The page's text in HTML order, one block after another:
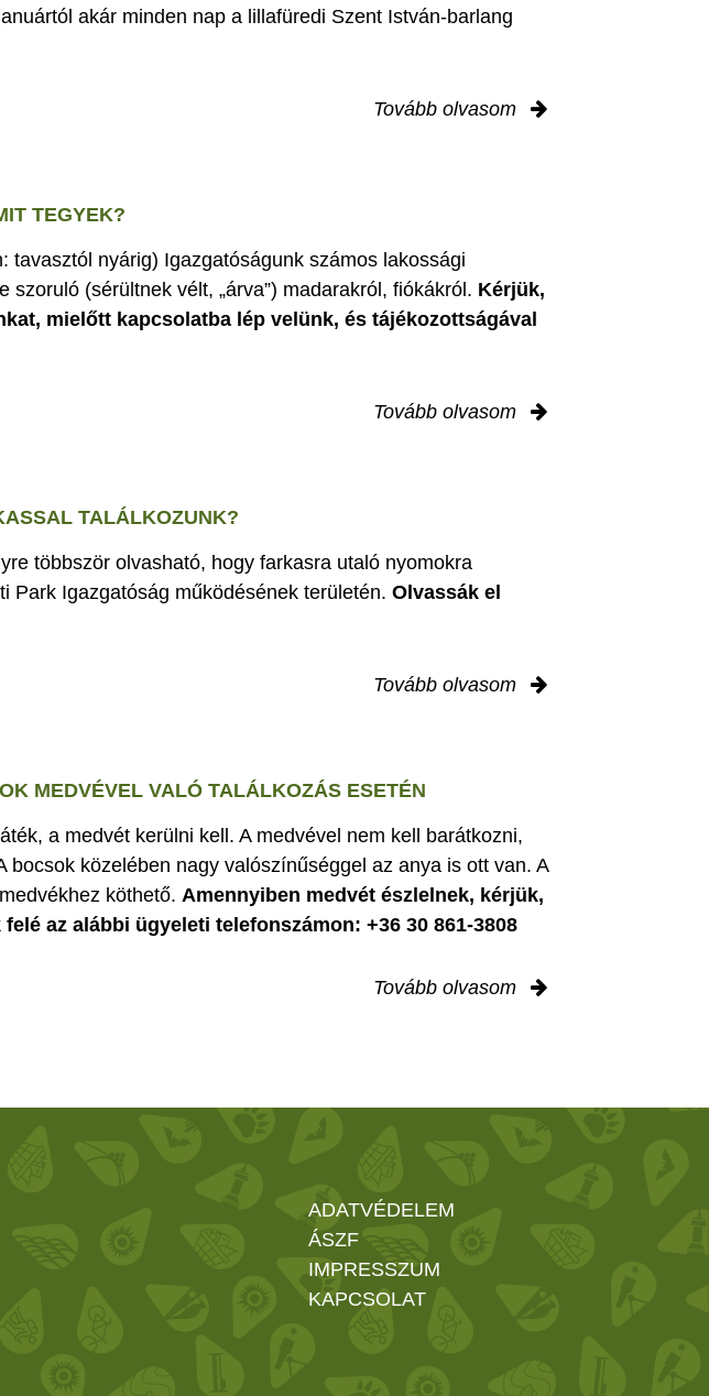
akár minden nap a lillafüredi Szent István-barlang
Tovább olvasom
TEGYEK?
tavasztól nyárig) Igazgatóságunk számos lakossági
szoruló (sérültnek vélt, „árva”) madarakról, fiókákról. Kérjük,
mielőtt kapcsolatba lép velünk, és tájékozottságával
Tovább olvasom
TALÁLKOZUNK?
többször olvasható, hogy farkasra utaló nyomokra
Park Igazgatóság működésének területén. Olvassák el
Tovább olvasom
MEDVÉVEL VALÓ TALÁLKOZÁS ESETÉN
a medvét kerülni kell. A medvével nem kell barátkozni,
bocsok közelében nagy valószínűséggel az anya is ott van. A
köthető. Amennyiben medvét észlelnek, kérjük,
az alábbi ügyeleti telefonszámon: +36 30 861-3808
Tovább olvasom
ADATVÉDELEM
ÁSZF
IMPRESSZUM
KAPCSOLAT